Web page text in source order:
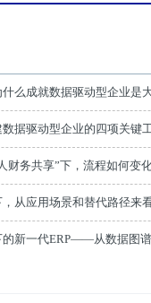
么成就数据驱动型企业是
据驱动型企业的四项关键
构财务共享”下，流程如何变
从应用场景和替代路径来
的新一代ERP——从数据图